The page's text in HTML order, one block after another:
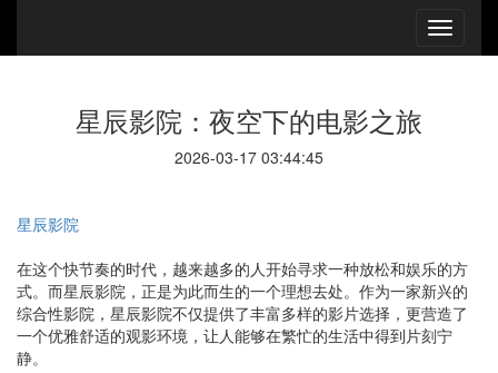
星辰影院：夜空下的电影之旅
2026-03-17 03:44:45
星辰影院
在这个快节奏的时代，越来越多的人开始寻求一种放松和娱乐的方
式。而星辰影院，正是为此而生的一个理想去处。作为一家新兴的
综合性影院，星辰影院不仅提供了丰富多样的影片选择，更营造了
一个优雅舒适的观影环境，让人能够在繁忙的生活中得到片刻宁
静。